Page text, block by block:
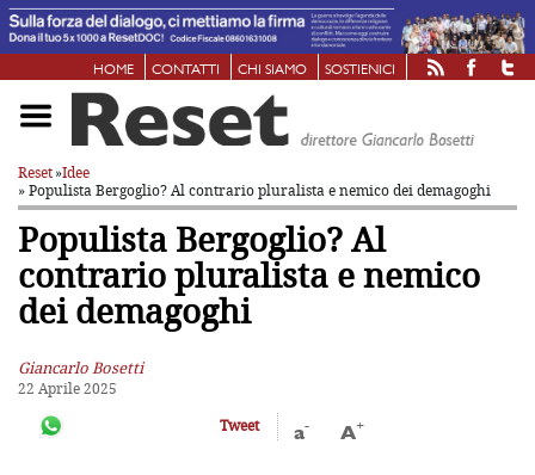
HOME CONTATTI CHI SIAMO SOSTIENICI
Reset»Idee
» Populista Bergoglio? Al contrariopluralista e nemico dei demagoghi
Populista Bergoglio? Al
contrariopluralista e nemico
dei demagoghi
Giancarlo Bosetti
22 Aprile 2025
Tweet
a- A+